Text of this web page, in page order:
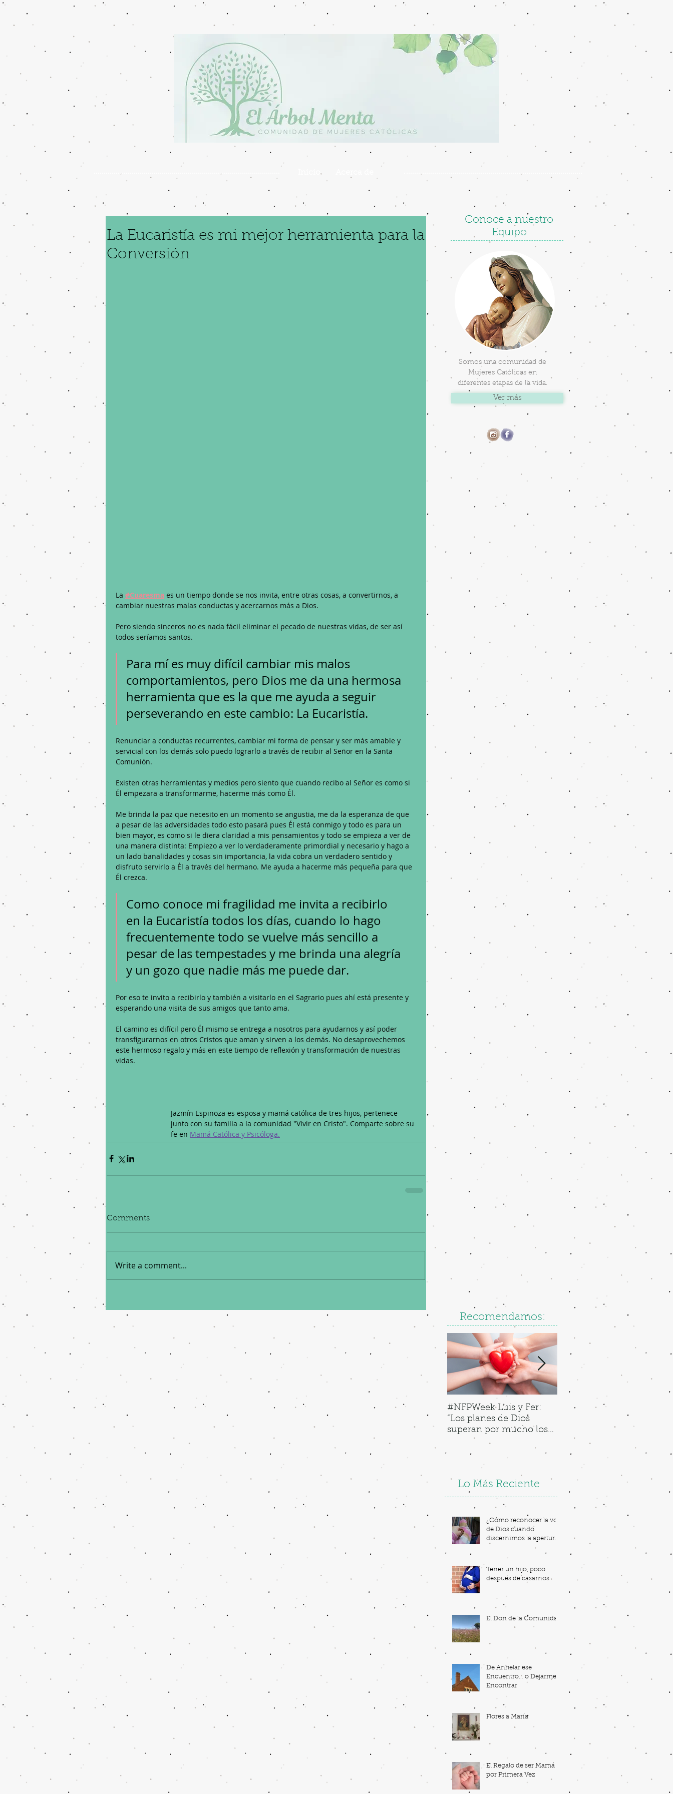
La Eucaristía es mi mejor herramienta para la
Conversión
La #Cuaresma es un tiempo donde se nos invita, entre otras cosas, a convertirnos, a
cambiar nuestras malas conductas y acercarnos más a Dios.
Pero siendo sinceros no es nada fácil eliminar el pecado de nuestras vidas, de ser así
todos seríamos santos.
Para mí es muy difícil cambiar mis malos
comportamientos, pero Dios me da una hermosa
herramienta que es la que me ayuda a seguir
perseverando en este cambio: La Eucaristía.
Renunciar a conductas recurrentes, cambiar mi forma de pensar y ser más amable y
servicial con los demás solo puedo lograrlo a través de recibir al Señor en la Santa
Comunión.
Existen otras herramientas y medios pero siento que cuando recibo al Señor es como si
Él empezara a transformarme, hacerme más como Él.
Me brinda la paz que necesito en un momento se angustia, me da la esperanza de que
a pesar de las adversidades todo esto pasará pues Él está conmigo y todo es para un
bien mayor, es como si le diera claridad a mis pensamientos y todo se empieza a ver de
una manera distinta: Empiezo a ver lo verdaderamente primordial y necesario y hago a
un lado banalidades y cosas sin importancia, la vida cobra un verdadero sentido y
disfruto servirlo a Él a través del hermano. Me ayuda a hacerme más pequeña para que
Él crezca.
Como conoce mi fragilidad me invita a recibirlo
en la Eucaristía todos los días, cuando lo hago
frecuentemente todo se vuelve más sencillo a
pesar de las tempestades y me brinda una alegría
y un gozo que nadie más me puede dar.
Por eso te invito a recibirlo y también a visitarlo en el Sagrario pues ahí está presente y
esperando una visita de sus amigos que tanto ama.
El camino es difícil pero Él mismo se entrega a nosotros para ayudarnos y así poder
transfigurarnos en otros Cristos que aman y sirven a los demás. No desaprovechemos
este hermoso regalo y más en este tiempo de reflexión y transformación de nuestras
vidas.
Jazmín Espinoza es esposa y mamá católica de tres hijos, pertenece
junto con su familia a la comunidad "Vivir en Cristo". Comparte sobre su
fe en Mamá Católica y Psicóloga.
Comments
Write a comment...
Conoce a nuestro
Equipo
Somos una comunidad de
Mujeres Católicas en
diferentes etapas de la vida.
Ver más
Recomendamos:
#NFPWeek Luis y Fer:
“Los planes de Dios
superan por mucho los
nuestros”.
"My Lady of Guadalupe"
Lo Más Reciente
¿Cómo reconocer la voz
de Dios cuando
discernimos la apertura
Tener un hijo, poco
después de casarnos
El Don de la Comunidad
De Anhelar ese
Encuentro… o Dejarme
Encontrar
Flores a María
El Regalo de ser Mamá
por Primera Vez